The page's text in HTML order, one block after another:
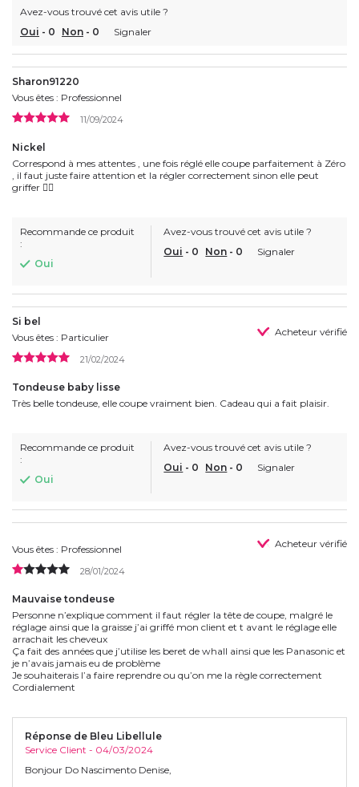
Avez-vous trouvé cet avis utile ?
Oui - 0 Non - 0 Signaler
Sharon91220
Vous êtes : Professionnel
11/09/2024
Nickel
Correspond à mes attentes , une fois réglé elle coupe parfaitement à Zéro
, il faut juste faire attention et la régler correctement sinon elle peut
griffer 👍🏼
Recommande ce produit
:
Oui
Avez-vous trouvé cet avis utile ?
Oui - 0 Non - 0 Signaler
Si bel
Vous êtes : Particulier
Acheteur vérifié
21/02/2024
Tondeuse baby lisse
Très belle tondeuse, elle coupe vraiment bien. Cadeau qui a fait plaisir.
Recommande ce produit
:
Oui
Avez-vous trouvé cet avis utile ?
Oui - 0 Non - 0 Signaler
Vous êtes : Professionnel Acheteur vérifié
28/01/2024
Mauvaise tondeuse
Personne n’explique comment il faut régler la tête de coupe, malgré le
réglage ainsi que la graisse j’ai griffé mon client et t avant le réglage elle
arrachait les cheveux
Ça fait des années que j’utilise les beret de whall ainsi que les Panasonic et
je n’avais jamais eu de problème
Je souhaiterais l’a faire reprendre ou qu’on me la règle correctement
Cordialement
Réponse de Bleu Libellule
Service Client - 04/03/2024
Bonjour Do Nascimento Denise,